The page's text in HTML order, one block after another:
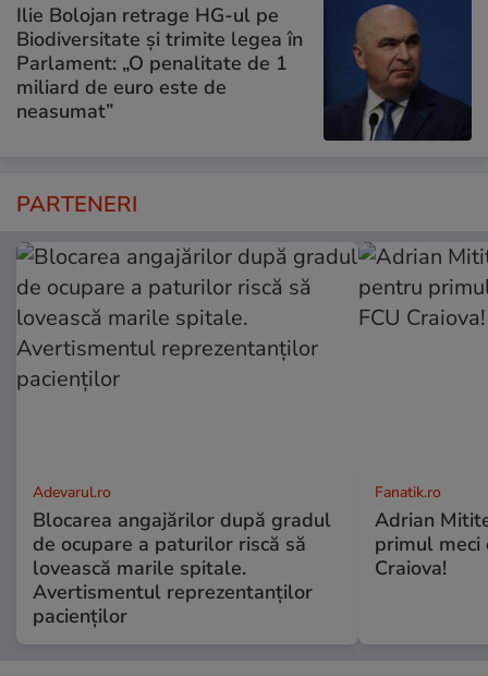
Ilie Bolojan retrage HG-ul pe
Biodiversitate și trimite legea în
Parlament: „O penalitate de 1
miliard de euro este de
neasumat”
PARTENERI
Adevarul.ro
Blocarea angajărilor după gradul
de ocupare a paturilor riscă să
lovească marile spitale.
Avertismentul reprezentanților
pacienților
Fanatik.ro
Adrian
primul meci
Craiova!